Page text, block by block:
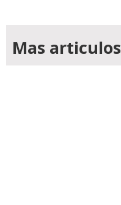
Mas articulos